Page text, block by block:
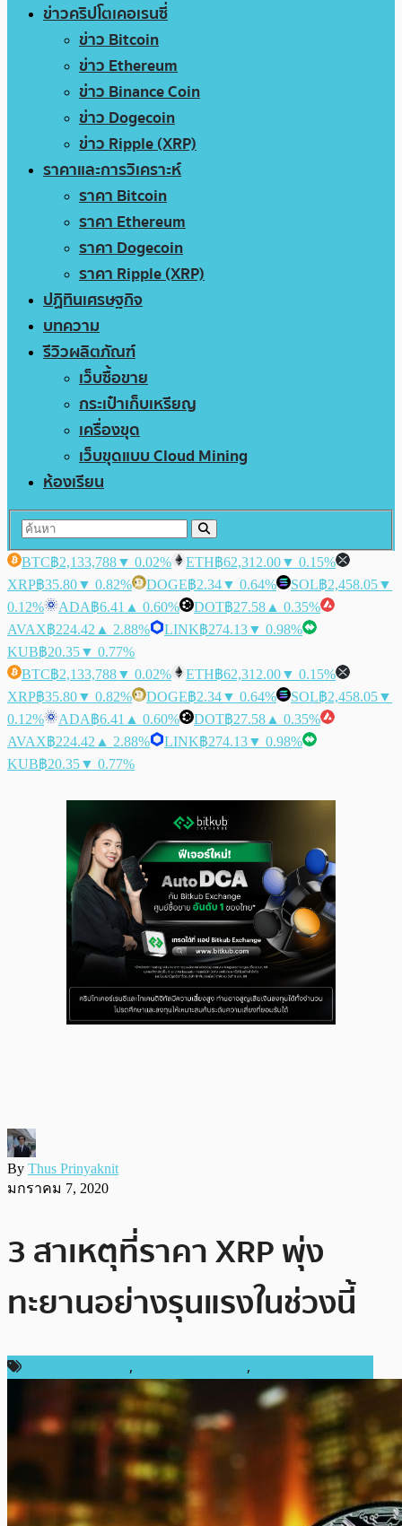
ข่าวคริปโตเคอเรนซี่
ข่าว Bitcoin
ข่าว Ethereum
ข่าว Binance Coin
ข่าว Dogecoin
ข่าว Ripple (XRP)
ราคาและการวิเคราะห์
ราคา Bitcoin
ราคา Ethereum
ราคา Dogecoin
ราคา Ripple (XRP)
ปฏิทินเศรษฐกิจ
บทความ
รีวิวผลิตภัณฑ์
เว็บซื้อขาย
กระเป๋าเก็บเหรียญ
เครื่องขุด
เว็บขุดแบบ Cloud Mining
ห้องเรียน
BTC฿2,133,788▼ 0.02% ETH฿62,312.00▼ 0.15%
XRP฿35.80▼ 0.82% DOGE฿2.34▼ 0.64% SOL฿2,458.05▼
0.12%
ADA฿6.41 ▲ 0.60% DOT฿27.58 ▲ 0.35%
AVAX฿224.42 ▲ 2.88% LINK฿274.13▼ 0.98%
KUB฿20.35▼ 0.77%
BTC฿2,133,788▼ 0.02% ETH฿62,312.00▼ 0.15%
XRP฿35.80▼ 0.82% DOGE฿2.34▼ 0.64% SOL฿2,458.05▼
0.12%
ADA฿6.41 ▲ 0.60% DOT฿27.58 ▲ 0.35%
AVAX฿224.42 ▲ 2.88% LINK฿274.13▼ 0.98%
KUB฿20.35▼ 0.77%
By Thus Prinyaknit
มกราคม 7, 2020
3 สาเหตุที่ราคา XRP พุ่ง
ทะยานอย่างรุนแรงในช่วงนี้
, ,